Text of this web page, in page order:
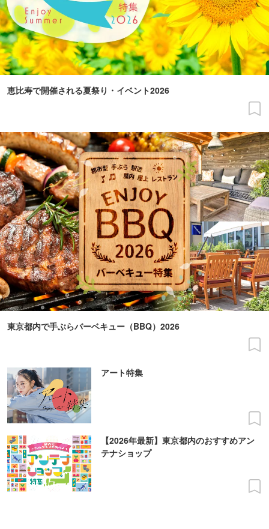
恵比寿で開催される夏祭り・イベント2026
東京都内で手ぶらバーベキュー（BBQ）2026
アート特集
【2026年最新】東京都内のおすすめアン
テナショップ